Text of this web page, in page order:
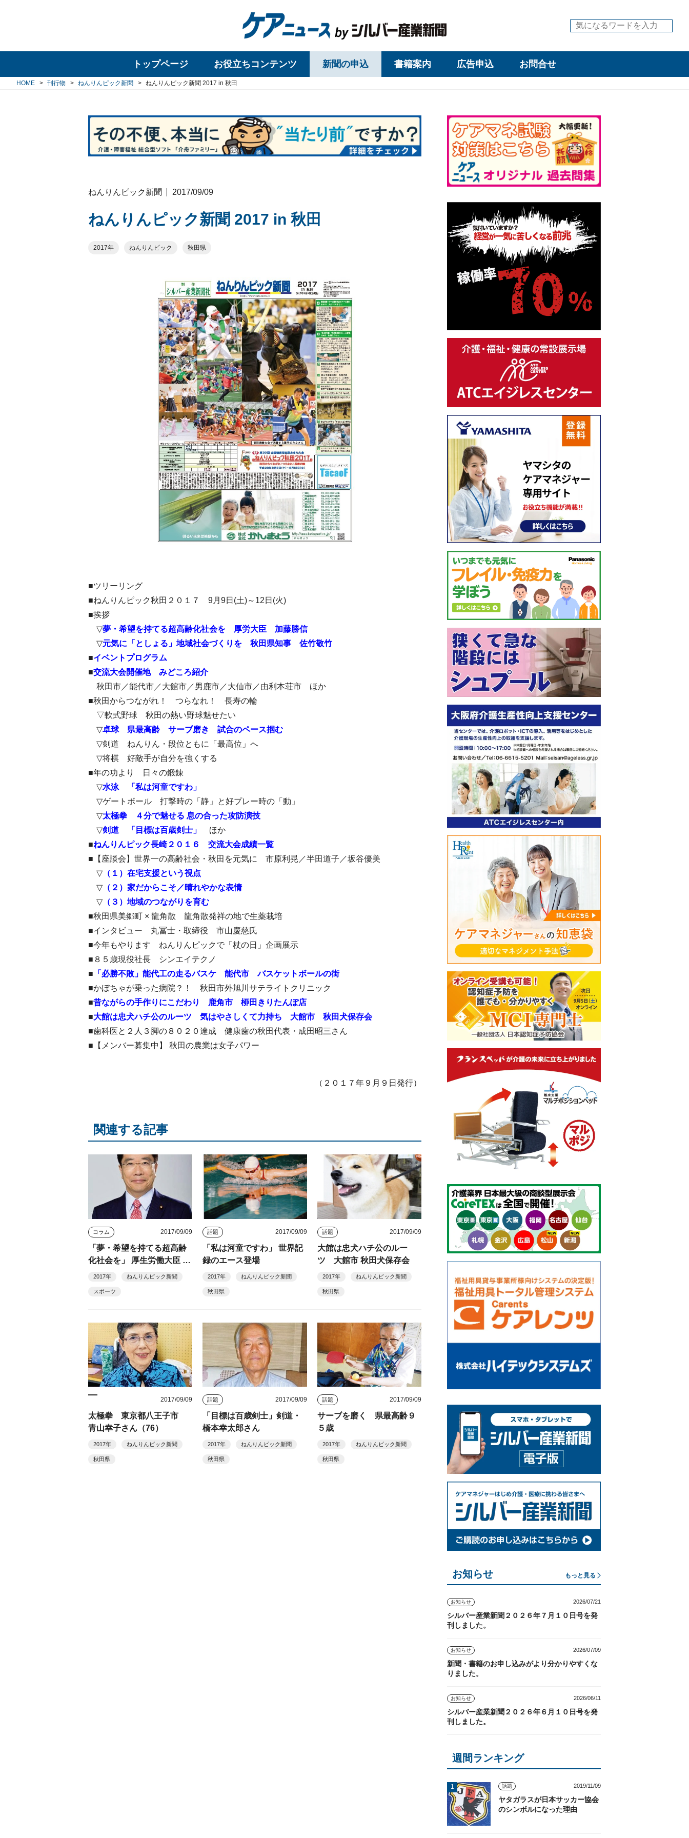
トップページ お役立ちコンテンツ 新聞の申込 書籍案内 広告申込 お問合せ
HOME 刊行物 ねんりんピック新聞 ねんりんピック新聞 2017 in 秋田
ねんりんピック新聞 2017/09/09
ねんりんピック新聞 2017 in 秋田
2017年 ねんりんピック 秋田県
■ツリーリング
■ねんりんピック秋田２０１７ 9月9日(土)～12日(火)
■挨拶
▽夢・希望を持てる超高齢化社会を 厚労大臣 加藤勝信
▽元気に「としょる」地域社会づくりを 秋田県知事 佐竹敬竹
■イベントプログラム
■交流大会開催地 みどころ紹介
秋田市／能代市／大館市／男鹿市／大仙市／由利本荘市 ほか
■秋田からつながれ！ つらなれ！ 長寿の輪
▽軟式野球 秋田の熱い野球魅せたい
▽卓球 県最高齢 サーブ磨き 試合のペース掴む
▽剣道 ねんりん・段位ともに「最高位」へ​
▽将棋 好敵手が自分を強くする
■年の功より 日々の鍛錬
▽水泳 「私は河童ですわ」
▽ゲートボール 打撃時の「静」と好プレー時の「動」
▽太極拳 ４分で魅せる 息の合った攻防演技
▽剣道 「目標は百歳剣士」
ほか
■ねんりんピック長崎２０１６ 交流大会成績一覧
■【座談会】世界一の高齢社会・秋田を元気に 市原利晃／半田道子／坂谷優美​
▽ （１）在宅支援という視点
▽ （２）家だからこそ／晴れやかな表情
▽ （３）地域のつながりを育む
■秋田県美郷町 × 龍角散 龍角散発祥の地で生薬栽培
■インタビュー 丸冨士・取締役 市山慶慈氏
■今年もやります ねんりんピックで「杖の日」企画展示
■８５歳現役社長 シンエイテクノ
■ 「必勝不敗」能代工の走るバスケ 能代市 バスケットボールの街
■かぼちゃが乗った病院？！ 秋田市外旭川サテライトクリニック
■昔ながらの手作りにこだわり 鹿角市 桺田きりたんぽ店
■大館は忠犬ハチ公のルーツ 気はやさしくて力持ち 大館市 秋田犬保存会
■歯科医と２人３脚の８０２０達成 健康歯の秋田代表・成田昭三さん
■【メンバー募集中】 秋田の農業は女子パワー
（２０１７年９月９日発行）
関連する記事
コラム 2017/09/09
「夢・希望を持てる超高齢
化社会を」 厚生労働大臣 加
藤勝信
2017年 ねんりんピック新聞
スポーツ
話題 2017/09/09
「私は河童ですわ」 世界記
録のエース登場
2017年 ねんりんピック新聞
秋田県
話題 2017/09/09
大館は忠犬ハチ公のルー
ツ 大館市 秋田犬保存会
2017年 ねんりんピック新聞
秋田県
2017/09/09
太極拳 東京都八王子市
青山幸子さん（76）
2017年 ねんりんピック新聞
秋田県
話題 2017/09/09
「目標は百歳剣士」剣道・
橋本幸太郎さん
2017年 ねんりんピック新聞
秋田県
話題 2017/09/09
サーブを磨く 県最高齢９
５歳
2017年 ねんりんピック新聞
秋田県
お知らせ もっと見る
お知らせ 2026/07/21
シルバー産業新聞２０２６年７月１０日号を発
刊しました。
お知らせ 2026/07/09
新聞・書籍のお申し込みがより分かりやすくな
りました。
お知らせ 2026/06/11
シルバー産業新聞２０２６年６月１０日号を発
刊しました。
週間ランキング
話題 2019/11/09
ヤタガラスが日本サッカー協会
のシンボルになった理由